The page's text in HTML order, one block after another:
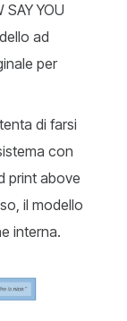
SAY YOU
ad
per
di farsi
con
print above
il modello
interna.